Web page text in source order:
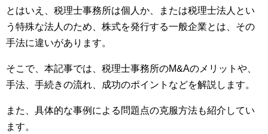
とはいえ、税理士事務所は個人か、または税理士法人とい
う特殊な法人のため、株式を発行する一般企業とは、その
手法に違いがあります。
そこで、本記事では、税理士事務所のM&Aのメリットや、
手法、手続きの流れ、成功のポイントなどを解説します。
また、具体的な事例による問題点の克服方法も紹介してい
ます。